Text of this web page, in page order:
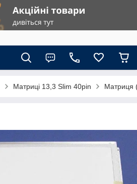
Матриці 13,3 Slim 40pin Матриця